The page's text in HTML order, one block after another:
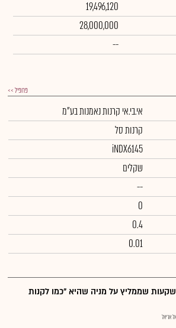
19,496,120
28,000,000
--
פרופיל >>
אי.בי.אי קרנות נאמנות בע"מ
קרנות סל
iNDX6145
שקלים
--
0
0.4
0.01
שממליץ על מניה שהיא "כמו לקנות
אריאל